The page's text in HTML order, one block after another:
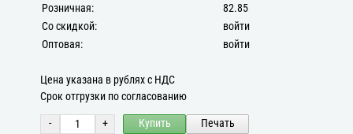
Розничная:
82.85
Со скидкой:
войти
Оптовая:
войти
Цена указана в рублях с НДС
Срок отгрузки по согласованию
- + Купить Печать